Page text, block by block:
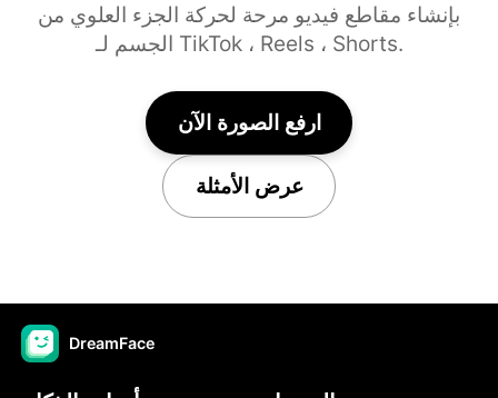
بإنشاء مقاطع فيديو مرحة لحركة الجزء العلوي من
الجسم لـ TikTok ، Reels ، Shorts.
ارفع الصورة الآن
عرض الأمثلة
DreamFace